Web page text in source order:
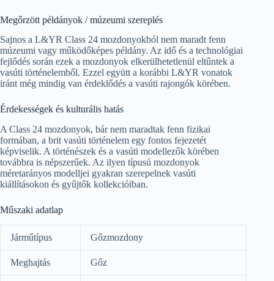
Megőrzött példányok / múzeumi szereplés
Sajnos a L&YR Class 24 mozdonyokból nem maradt fenn
múzeumi vagy működőképes példány. Az idő és a technológiai
fejlődés során ezek a mozdonyok elkerülhetetlenül eltűntek a
vasúti történelemből. Ezzel együtt a korábbi L&YR vonatok
iránt még mindig van érdeklődés a vasúti rajongók körében.
Érdekességek és kulturális hatás
A Class 24 mozdonyok, bár nem maradtak fenn fizikai
formában, a brit vasúti történelem egy fontos fejezetét
képviselik. A történészek és a vasúti modellezők körében
továbbra is népszerűek. Az ilyen típusú mozdonyok
méretarányos modelljei gyakran szerepelnek vasúti
kiállításokon és gyűjtők kollekcióiban.
Műszaki adatlap
Járműtípus Gőzmozdony
Meghajtás Gőz